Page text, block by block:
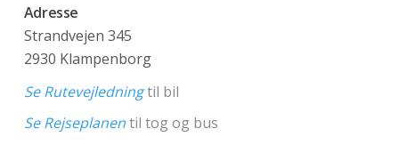
Adresse
Strandvejen 345
2930 Klampenborg
Se Rutevejledningtil bil
Se Rejseplanentil tog og bus